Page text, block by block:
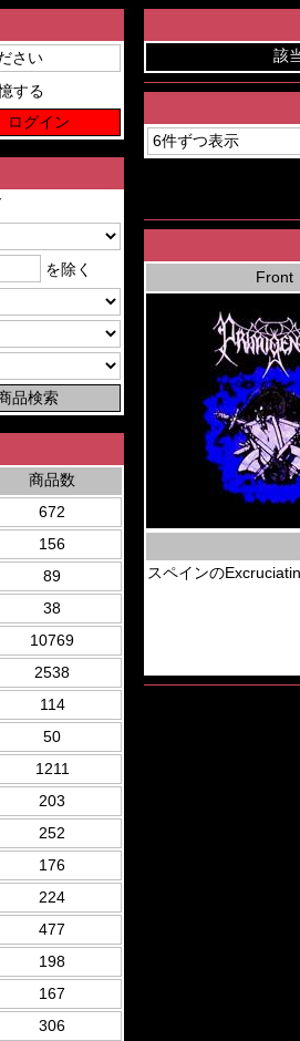
する
を除く
商品数
672
156
89
38
10769
2538
114
50
1211
203
252
176
224
477
198
167
306
該
Front
スペインの